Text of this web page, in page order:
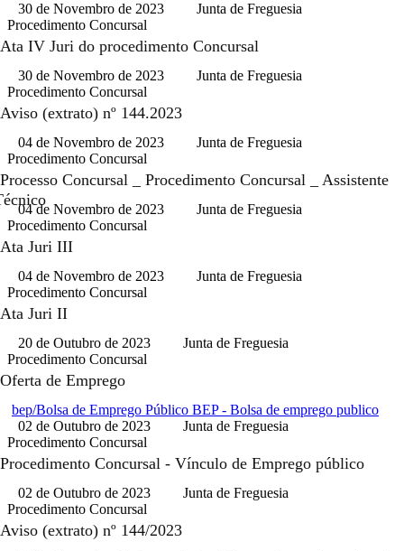
30 de Novembro de 2023
Junta de Freguesia
Procedimento Concursal
Ata IV Juri do procedimento Concursal
30 de Novembro de 2023
Junta de Freguesia
Procedimento Concursal
Aviso (extrato) nº 144.2023
04 de Novembro de 2023
Junta de Freguesia
Procedimento Concursal
Processo Concursal _ Procedimento Concursal _ Assistente
04 de Novembro de 2023
Junta de Freguesia
Procedimento Concursal
Ata Juri III
04 de Novembro de 2023
Junta de Freguesia
Procedimento Concursal
Ata Juri II
20 de Outubro de 2023
Junta de Freguesia
Procedimento Concursal
Oferta de Emprego
bep/Bolsa de Emprego Público BEP - Bolsa de emprego publico
02 de Outubro de 2023
Junta de Freguesia
Procedimento Concursal
Procedimento Concursal - Vínculo de Emprego público
02 de Outubro de 2023
Junta de Freguesia
Procedimento Concursal
Aviso (extrato) nº 144/2023